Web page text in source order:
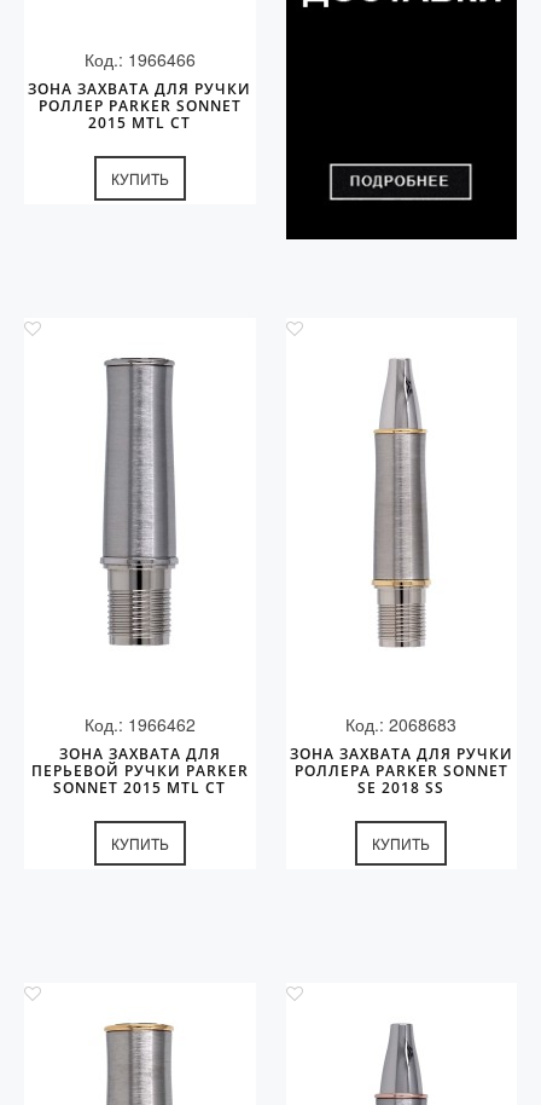
Код.: 1966466
ЗОНА ЗАХВАТА ДЛЯ РУЧКИ
РОЛЛЕР PARKER SONNET
2015 MTL СT
КУПИТЬ
Код.: 1966462
ЗОНА ЗАХВАТА ДЛЯ
ПЕРЬЕВОЙ РУЧКИ PARKER
SONNET 2015 MTL СT
КУПИТЬ
Код.: 2068683
ЗОНА ЗАХВАТА ДЛЯ РУЧКИ
РОЛЛЕРА PARKER SONNET
SE 2018 SS
КУПИТЬ